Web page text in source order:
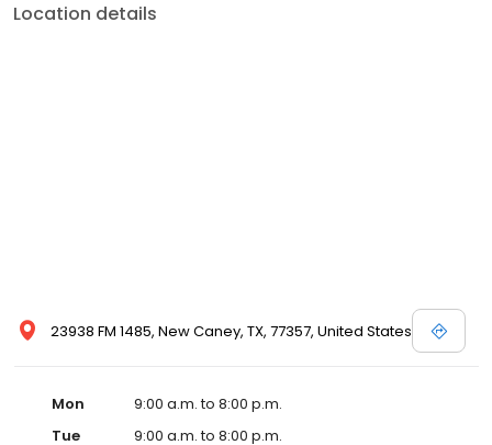
Location details
23938 FM 1485, New Caney, TX, 77357, United States
Mon
9:00 a.m. to 8:00 p.m.
Tue
9:00 a.m. to 8:00 p.m.